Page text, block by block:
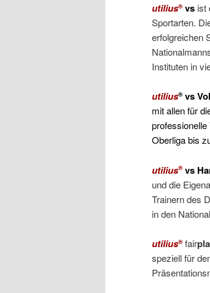
utilius® vs ist
Sportarten.
erfolgreichen
Instituten in
utilius®vs
mit allen für
Oberliga bis
utilius® vs
und die
Trainern des
in den
utilius®fair
speziell für